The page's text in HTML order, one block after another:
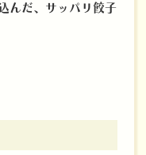
んだ、サッパリ餃子